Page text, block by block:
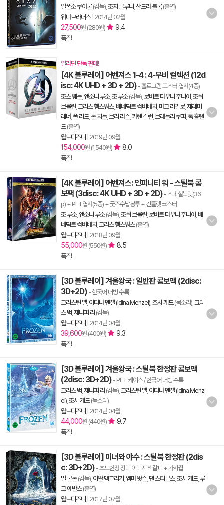
알폰소 쿠아론(감독), 조지 클루니 산드라 블록(출연)
워너브라더스| 2014년 02월
27,500원 (280원)
9.4
품절
알라딘 단독 판매!
[4K 블루레이] 어벤져스 1-4 : 4-무비 컬렉션 (12d
isc: 4K UHD + 3D + 2D) - 홀로그램 포스터 엽서(4종)
조스 웨든, 앤소니 루소, 조 루소(감독), 로버트 다우니 주니어 조쉬
브롤린 크리스 헴스워스, 베네딕트 컴버배치 마크 러팔로, 제레미
레너 폴 러드, 돈 치들, 브리 라슨, 카렌 길런, 브래들리 쿠퍼 톰 홀랜
드(출연)
월트디즈니
2019년 09월
154,000원 (1,540원)
8.0
품절
[4K 블루레이] 어벤져스: 인피니티 워 - 스틸북 콤
보팩 (3disc: 4K UHD + 3D + 2D) - 스페셜북릿(36
p) + PET엽서(5종) + 굿즈수납봉투 + 건틀렛 코스터
조 루소, 앤소니 루소(감독), 조쉬 브롤린 로버트 다우니 주니어 베
네딕트 컴버배치 크리스 헴스워스(출연)
월트디즈니
2018년 09월
55,000원 (550원)
8.5
품절
[3D 블루레이] 겨울왕국 : 일반판 콤보팩 (2disc:
3D+2D) - 한국어 더빙 수록
크리스틴 벨 이디나 멘젤 (Idina Menzel) 조시 개드(목소리), 크리
스 벅 제니퍼 리 (감독)
월트디즈니
2014년 04월
39,600원 (400원)
9.3
품절
[3D 블루레이] 겨울왕국 : 스틸북 한정판 콤보팩
(2disc: 3D+2D) - PET 케이스 / 한국어 더빙 수록
크리스 벅 제니퍼 리 (감독), 크리스틴 벨 이디나 멘젤 (Idina Menz
el) 조시 개드(목소리)
월트디즈니
2014년 04월
44,000원 (440원)
9.7
품절
[3D 블루레이] 미녀와 야수 : 스틸북 한정판 (2dis
c: 3D+2D) - 초도한정 장미 이미지 책갈피 + 가사집
빌 콘돈(감독), 이완 맥그리거 엠마 왓슨, 댄 스티븐스, 조시 개드, 루
크 에반스(출연)
월트디즈니
2017년 07월